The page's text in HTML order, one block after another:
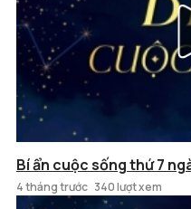
Bí ẩn cuộc sống thứ 7
4 tháng trước 340 lượt xem